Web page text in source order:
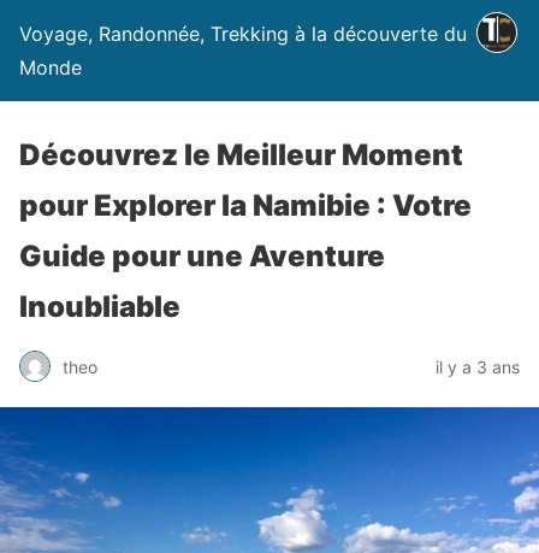
Voyage, Randonnée, Trekking à la découverte du
Monde
Découvrez le Meilleur Moment
pour Explorer la Namibie : Votre
Guide pour une Aventure
Inoubliable
theo il y a 3 ans